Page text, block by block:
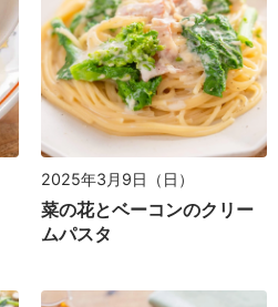
2025年3月9日（日）
菜の花とベーコンのクリー
ムパスタ